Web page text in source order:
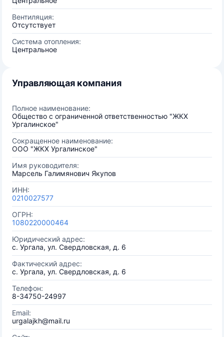
Вентиляция:
Отсутствует
Система отопления:
Центральное
Управляющая компания
Полное наименование:
Общество с ограниченной ответственностью "ЖКХ
Ургалинское"
Сокращенное наименование:
ООО "ЖКХ Ургалинское"
Имя руководителя:
Марсель Галимянович Якупов
ИНН:
0210027577
ОГРН:
1080220000464
Юридический адрес:
с. Ургала, ул. Свердловская, д. 6
Фактический адрес:
с. Ургала, ул. Свердловская, д. 6
Телефон:
8-34750-24997
Email:
urgalajkh@mail.ru